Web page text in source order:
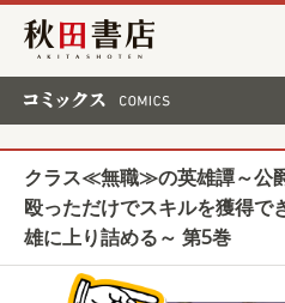
秋田書店
クラス≪無職≫の英雄譚～公
殴っただけでスキルを獲得で
雄に上り詰める～ 第5巻